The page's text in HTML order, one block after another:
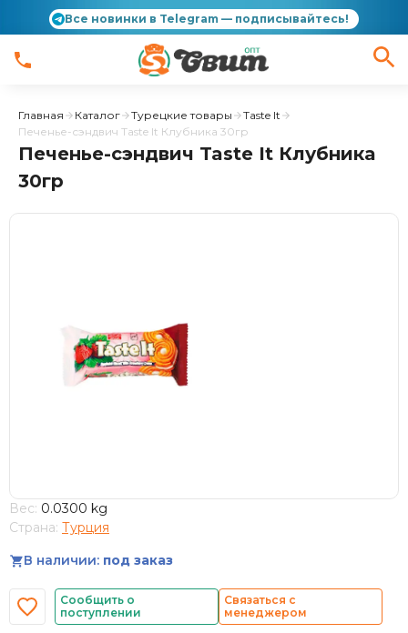
Все новинки в Telegram — подписывайтесь!
Главная Каталог Турецкие товары
Taste It
Печенье-сэндвич Taste It Клубника 30гр
Печенье-сэндвич Taste It Клубника
30гр
Вес: 0.0300 kg
Страна: Турция
В наличии: под заказ
Сообщить о
поступлении
Связаться с
менеджером